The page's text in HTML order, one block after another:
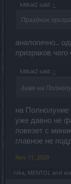
kittkat2 said: ↑
Праздник
аналогично..
призраков чего
kittkat2 said: ↑
даже на
на Полнолуние
уже давно не
повезет с
главное не
Nov 11, 2020
nika, MENTOL and